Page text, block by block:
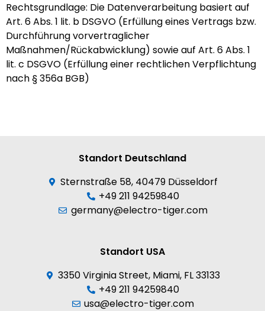
Rechtsgrundlage: Die Datenverarbeitung basiert auf
Art. 6 Abs. 1 lit. b DSGVO (Erfüllung eines Vertrags bzw.
Durchführung vorvertraglicher
Maßnahmen/Rückabwicklung) sowie auf Art. 6 Abs. 1
lit. c DSGVO (Erfüllung einer rechtlichen Verpflichtung
nach § 356a BGB)
Standort Deutschland
Sternstraße 58, 40479 Düsseldorf
+49 211 94259840
germany@electro-tiger.com
Standort USA
3350 Virginia Street, Miami, FL 33133
+49 211 94259840
usa@electro-tiger.com